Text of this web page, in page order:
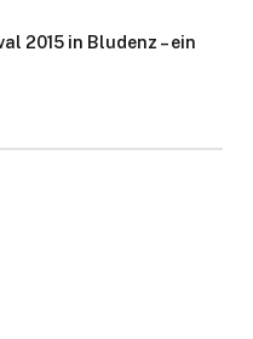
2015 in Bludenz – ein